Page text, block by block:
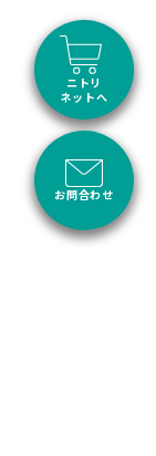
ニトリ
ネットへ
お問合わせ